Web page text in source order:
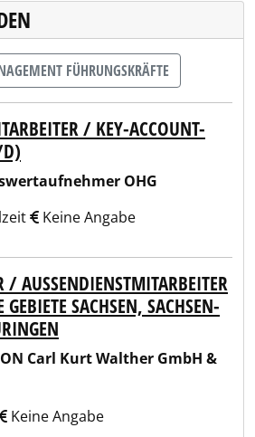
FÜHRUNGSKRÄFTE
/ KEY-ACCOUNT-M
OHG
Keine Angabe
/ AUSSENDIENSTMITARBEITER (
SACHSEN, SACHSEN-A
Carl Kurt Walther GmbH &
Keine Angabe